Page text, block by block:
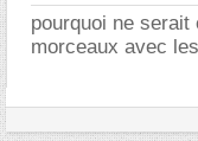
pourquoi ne serait
morceaux avec